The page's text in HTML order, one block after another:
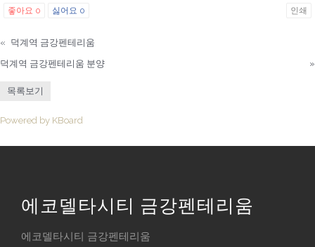
좋아요 0 싫어요 0 인쇄
« 덕계역 금강펜테리움
덕계역 금강펜테리움 분양
»
목록보기
Powered by KBoard
에코델타시티 금강펜테리움
에코델타시티 금강펜테리움